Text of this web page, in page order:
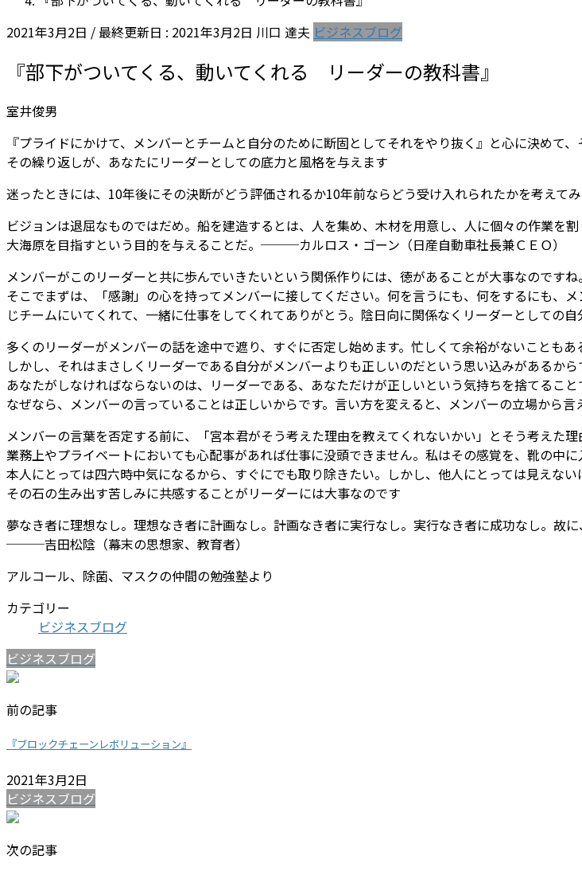
2021年3月2日 / 最終更新日 : 2021年3月2日 川口 達夫 ビジネスブログ
『部下がついてくる、動いてくれる リーダーの教科書』
室井俊男
『プライドにかけて、メンバーとチームと自分のために断固としてそれをやり抜く』と心に決めて
その繰り返しが、あなたにリーダーとしての底力と風格を与えます
迷ったときには、10年後にその決断がどう評価されるか10年前ならどう受け入れられたかを考え
ビジョンは退屈なものではだめ。船を建造するとは、人を集め、木材を用意し、人に個々の作業を割
大海原を目指すという目的を与えることだ。───カルロス・ゴーン（日産自動車社長兼ＣＥＯ）
メンバーがこのリーダーと共に歩んでいきたいという関係作りには、徳があることが大事なのですね。
そこでまずは、「感謝」の心を持ってメンバーに接してください。何を言うにも、何をするにも、
じチームにいてくれて、一緒に仕事をしてくれてありがとう。陰日向に関係なくリーダーとしての
多くのリーダーがメンバーの話を途中で遮り、すぐに否定し始めます。忙しくて余裕がないこともあ
しかし、それはまさしくリーダーである自分がメンバーよりも正しいのだという思い込みがあるから
あなたがしなければならないのは、リーダーである、あなただけが正しいという気持ちを捨てること
なぜなら、メンバーの言っていることは正しいからです。言い方を変えると、メンバーの立場から言
メンバーの言葉を否定する前に、「宮本君がそう考えた理由を教えてくれないかい」とそう考えた
業務上やプライベートにおいても心配事があれば仕事に没頭できません。私はその感覚を、靴の中に
本人にとっては四六時中気になるから、すぐにでも取り除きたい。しかし、他人にとっては見えない
その石の生み出す苦しみに共感することがリーダーには大事なのです
夢なき者に理想なし。理想なき者に計画なし。計画なき者に実行なし。実行なき者に成功なし。故に
───吉田松陰（幕末の思想家、教育者）
アルコール、除菌、マスクの仲間の勉強塾より
カテゴリー
ビジネスブログ
ビジネスブログ
前の記事
『ブロックチェーンレボリューション』
2021年3月2日
ビジネスブログ
次の記事